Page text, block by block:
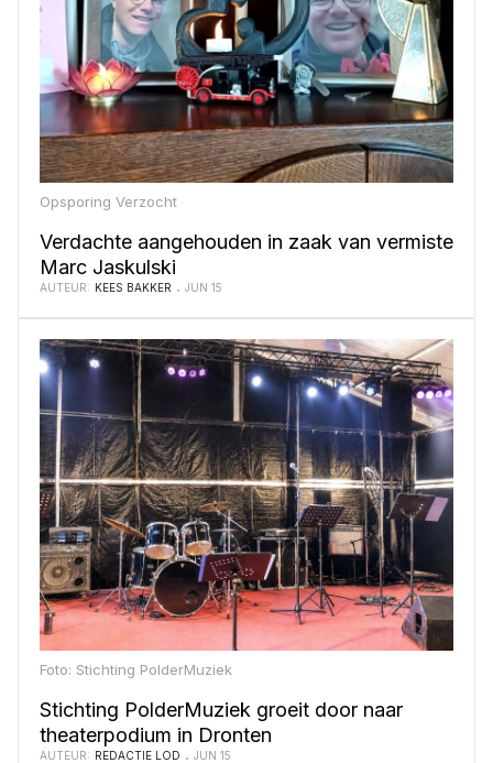
Opsporing Verzocht
Verdachte aangehouden in zaak van vermiste
Marc Jaskulski
AUTEUR: KEES BAKKER JUN 15
Foto: Stichting PolderMuziek
Stichting PolderMuziek groeit door naar
theaterpodium in Dronten
AUTEUR: REDACTIE LOD JUN 15